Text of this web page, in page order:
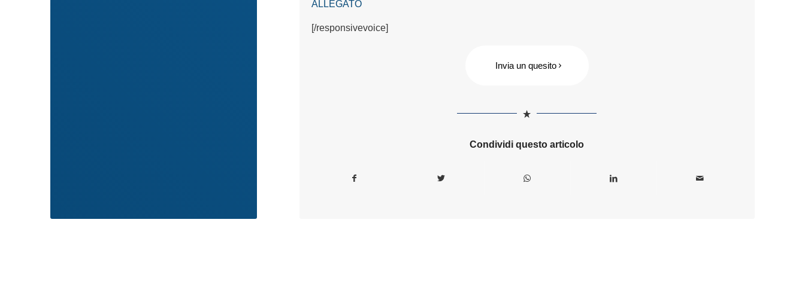
ALLEGATO
[/responsivevoice]
Invia un quesito
Condividi questo articolo